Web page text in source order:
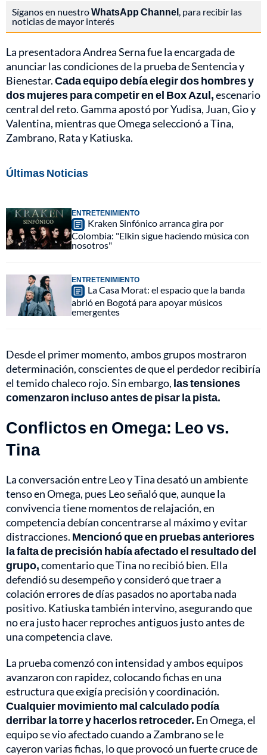
Síganos en nuestroWhatsApp Channel, para recibir las
noticias de mayor interés
La presentadora Andrea Serna fue la encargada de
anunciar las condiciones de la prueba de Sentencia y
Bienestar.Cada equipo debía elegir dos hombres y
dos mujeres para competir en el Box Azul,escenario
central del reto. Gamma apostó por Yudisa, Juan, Gio y
Valentina, mientras que Omega seleccionó a Tina,
Zambrano, Rata y Katiuska.
Últimas Noticias
ENTRETENIMIENTO
Kraken Sinfónico arranca gira por
Colombia: "Elkin sigue haciendo música con
nosotros"
ENTRETENIMIENTO
La Casa Morat: el espacio que la banda
abrió en Bogotá para apoyar músicos
emergentes
Desde el primer momento, ambos grupos mostraron
determinación, conscientes de que el perdedor recibiría
el temido chaleco rojo. Sin embargo, las tensiones
comenzaron incluso antes de pisar la pista.
Conflictos en Omega: Leo vs.
Tina
La conversación entre Leo y Tina desató un ambiente
tenso en Omega, pues Leo señaló que, aunque la
convivencia tiene momentos de relajación, en
competencia debían concentrarse al máximo y evitar
distracciones. Mencionó que en pruebas anteriores
la falta de precisión había afectado el resultado del
grupo,comentario que Tina no recibió bien. Ella
defendió su desempeño y consideró que traer a
colación errores de días pasados no aportaba nada
positivo. Katiuska también intervino, asegurando que
no era justo hacer reproches antiguos justo antes de
una competencia clave.
La prueba comenzó con intensidad y ambos equipos
avanzaron con rapidez, colocando fichas en una
estructura que exigía precisión y coordinación.
Cualquier movimiento mal calculado podía
derribar la torre y hacerlos retroceder. En Omega, el
equipo se vio afectado cuando a Zambrano se le
cayeron varias fichas, lo que provocó un fuerte cruce de